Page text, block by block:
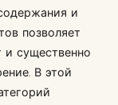
и
позволяет
и существенно
В этой